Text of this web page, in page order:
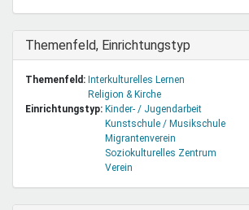
Ausblenden
Themenfeld, Einrichtungstyp
Themenfeld: Interkulturelles Lernen
Religion & Kirche
Einrichtungstyp: Kinder- / Jugendarbeit
Kunstschule / Musikschule
Migrantenverein
Soziokulturelles Zentrum
Verein